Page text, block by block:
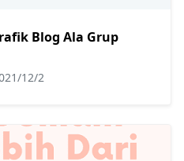
Blog Ala Grup
12/2